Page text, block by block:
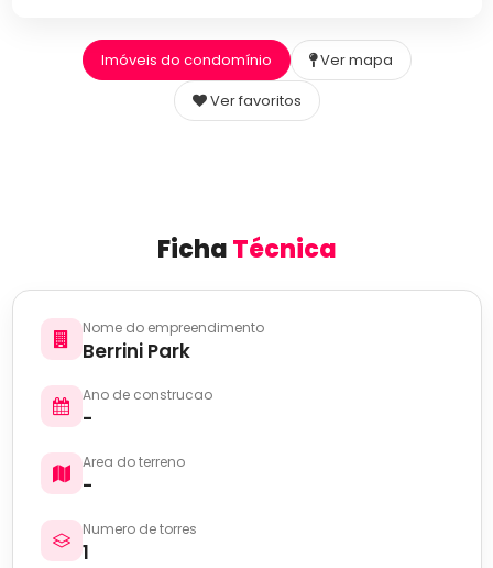
Imóveis do condomínio
Ver mapa
Ver favoritos
FichaTécnica
Nome do empreendimento
Berrini Park
Ano de construcao
-
Area do terreno
-
Numero de torres
1